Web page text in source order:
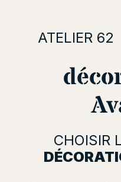
ATELIER 62
CHOISIR